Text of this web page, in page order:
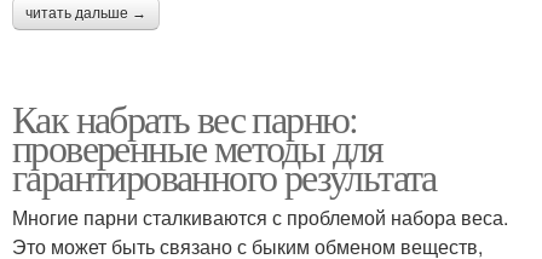
читать дальше →
Как набрать вес парню:
проверенные методы для
гарантированного результата
Многие парни сталкиваются с проблемой набора веса.
Это может быть связано с быким обменом веществ,